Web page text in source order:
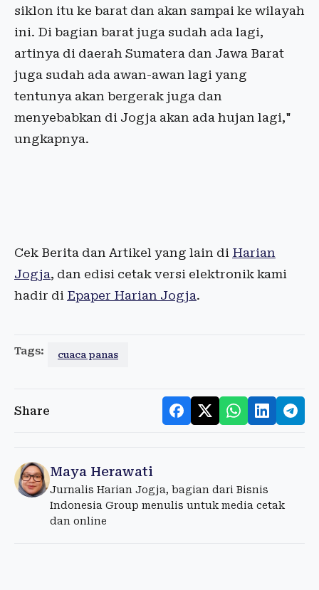
siklon itu ke barat dan akan sampai ke wilayah
ini. Di bagian barat juga sudah ada lagi,
artinya di daerah Sumatera dan Jawa Barat
juga sudah ada awan-awan lagi yang
tentunya akan bergerak juga dan
menyebabkan di Jogja akan ada hujan lagi,"
ungkapnya.
Cek Berita dan Artikel yang lain di Harian
Jogja, dan edisi cetak versi elektronik kami
hadir di Epaper Harian Jogja.
Tags: cuaca panas
Share
Maya Herawati
Jurnalis Harian Jogja, bagian dari Bisnis
Indonesia Group menulis untuk media cetak
dan online